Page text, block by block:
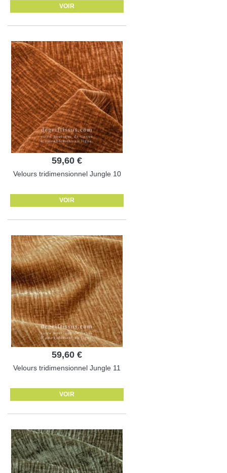
VOIR
59,60 €
Velours tridimensionnel Jungle 10
VOIR
59,60 €
Velours tridimensionnel Jungle 11
VOIR